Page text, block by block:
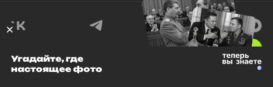
© 1999–2026 Все права защищены.
Угадайте, где
настоящее фото